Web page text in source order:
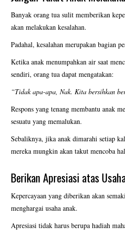
Banyak orang tua sulit memberikan
akan melakukan kesalahan.
Padahal, kesalahan merupakan bagian
Ketika anak menumpahkan air saat
sendiri, orang tua dapat mengatakan:
“Tidak apa-apa, Nak. Kita bersihkan
Respons yang tenang membantu anak
sesuatu yang memalukan.
Sebaliknya, jika anak dimarahi setiap
mereka mungkin akan takut mencoba
Berikan Apresiasi atas
Kepercayaan yang diberikan akan
menghargai usaha anak.
Apresiasi tidak harus berupa hadiah